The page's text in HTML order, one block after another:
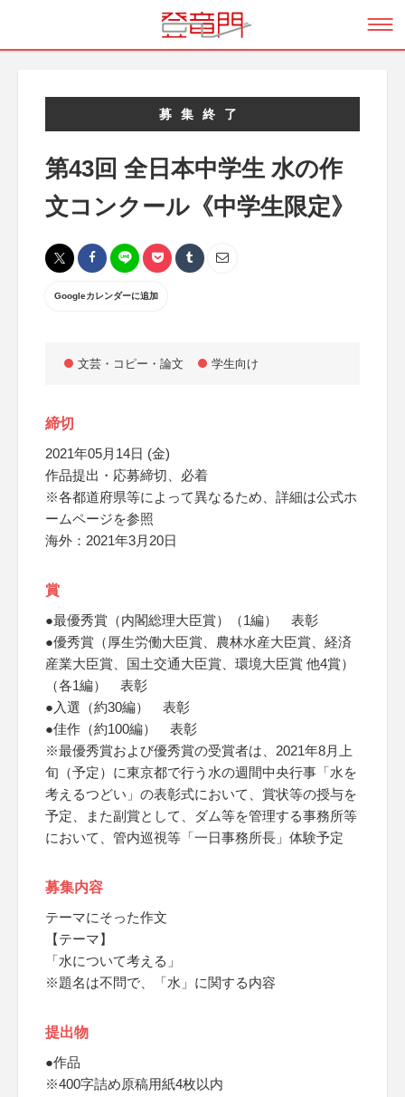
募集終了
第43回 全日本中学生 水の作
文コンクール《中学生限定》
Googleカレンダーに追加
文芸・コピー・論文 学生向け
締切
2021年05月14日 (金)
作品提出・応募締切、必着
※各都道府県等によって異なるため、詳細は公式ホ
ームページを参照
海外：2021年3月20日
賞
●最優秀賞（内閣総理大臣賞）（1編） 表彰
●優秀賞（厚生労働大臣賞、農林水産大臣賞、経済
産業大臣賞、国土交通大臣賞、環境大臣賞 他4賞）
（各1編） 表彰
●入選（約30編） 表彰
●佳作（約100編） 表彰
※最優秀賞および優秀賞の受賞者は、2021年8月上
旬（予定）に東京都で行う水の週間中央行事「水を
考えるつどい」の表彰式において、賞状等の授与を
予定、また副賞として、ダム等を管理する事務所等
において、管内巡視等「一日事務所長」体験予定
募集内容
テーマにそった作文
【テーマ】
「水について考える」
※題名は不問で、「水」に関する内容
提出物
●作品
※400字詰め原稿用紙4枚以内